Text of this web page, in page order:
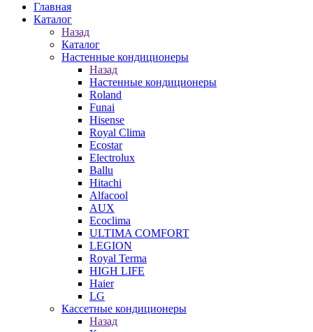
Главная
Каталог
Назад
Каталог
Настенные кондиционеры
Назад
Настенные кондиционеры
Roland
Funai
Hisense
Royal Clima
Ecostar
Electrolux
Ballu
Hitachi
Alfacool
AUX
Ecoclima
ULTIMA COMFORT
LEGION
Royal Terma
HIGH LIFE
Haier
LG
Кассетные кондиционеры
Назад